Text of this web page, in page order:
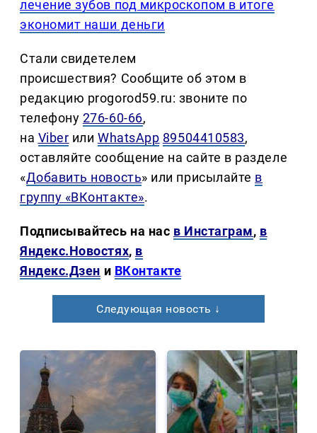
лечение зубов под микроскопом в итоге
экономит наши деньги
Стали свидетелем
происшествия? Сообщите об этом в
редакцию progorod59.ru: звоните по
телефону 276-60-66,
на Viber илиWhatsApp 89504410583,
оставляйте сообщение на сайте в разделе
«Добавить новость» или присылайте в
группу «ВКонтакте».
Подписывайтесь на нас в Инстаграм, в
Яндекс.Новостях, в
Яндекс.Дзен и ВКонтакте
Следующая новость ↓